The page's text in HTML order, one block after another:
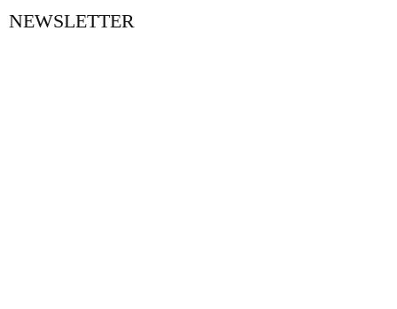
NEWSLETTER